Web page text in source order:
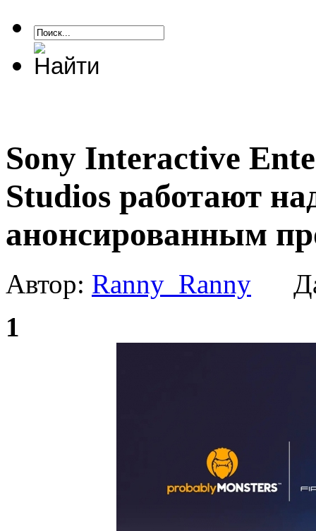
Sony Interactive
Studios работают
анонсированным
Автор: Ranny_Ranny
1